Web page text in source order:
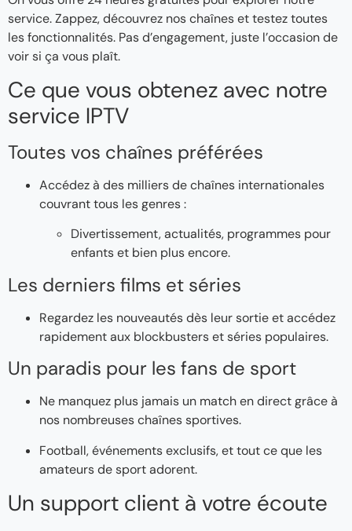
service. Zappez, découvrez nos chaînes et testez toutes
les fonctionnalités. Pas d’engagement, juste l’occasion de
voir si ça vous plaît.
Ce que vous obtenez avec notre
service IPTV
Toutes vos chaînes préférées
Accédez à des milliers de chaînes internationales
couvrant tous les genres :
Divertissement, actualités, programmes pour
enfants et bien plus encore.
Les derniers films et séries
Regardez les nouveautés dès leur sortie et accédez
rapidement aux blockbusters et séries populaires.
Un paradis pour les fans de sport
Ne manquez plus jamais un match en direct grâce à
nos nombreuses chaînes sportives.
Football, événements exclusifs, et tout ce que les
amateurs de sport adorent.
Un support client à votre écoute